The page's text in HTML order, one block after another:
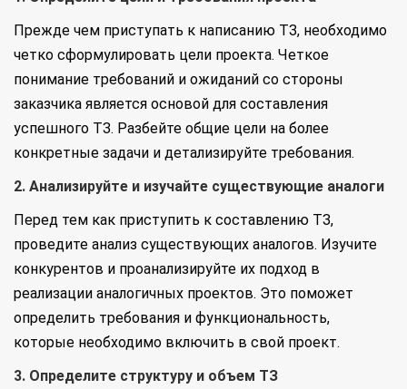
Прежде чем приступать к написанию ТЗ, необходимо
четко сформулировать цели проекта. Четкое
понимание требований и ожиданий со стороны
заказчика является основой для составления
успешного ТЗ. Разбейте общие цели на более
конкретные задачи и детализируйте требования.
2. Анализируйте и изучайте существующие аналоги
Перед тем как приступить к составлению ТЗ,
проведите анализ существующих аналогов. Изучите
конкурентов и проанализируйте их подход в
реализации аналогичных проектов. Это поможет
определить требования и функциональность,
которые необходимо включить в свой проект.
3. Определите структуру и объем ТЗ